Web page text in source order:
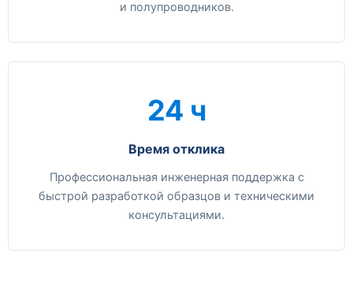
и полупроводников.
24 ч
Время отклика
Профессиональная инженерная поддержка с
быстрой разработкой образцов и техническими
консультациями.